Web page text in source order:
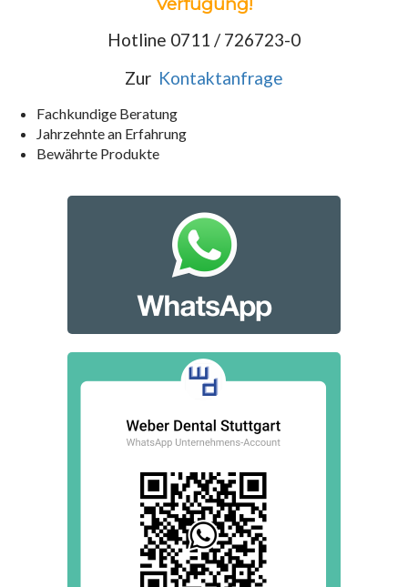
Hotline 0711 / 726723-0
Zur Kontaktanfrage
Fachkundige Beratung
Jahrzehnte an Erfahrung
Bewährte Produkte